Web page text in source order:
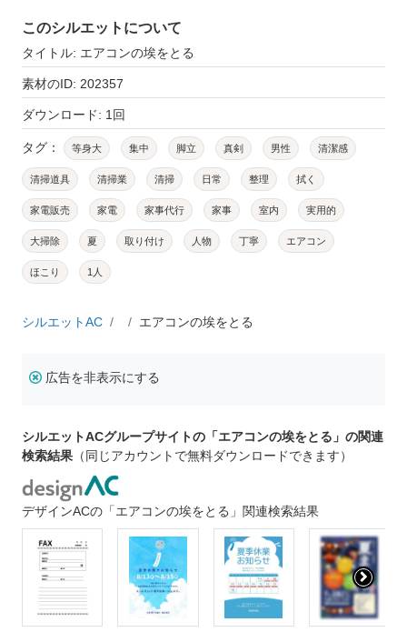
このシルエットについて
タイトル: エアコンの埃をとる
素材のID: 202357
ダウンロード: 1回
タグ： 等身大 集中 脚立 真剣 男性 清潔感
清掃道具 清掃業 清掃 日常 整理 拭く
家電販売 家電 家事代行 家事 室内 実用的
大掃除 夏 取り付け 人物 丁寧 エアコン
ほこり 1人
シルエットAC エアコンの埃をとる
広告を非表示にする
シルエットACグループサイトの「エアコンの埃をとる」の関連
検索結果 （同じアカウントで無料ダウンロードできます）
デザインACの「エアコンの埃をとる」関連検索結果